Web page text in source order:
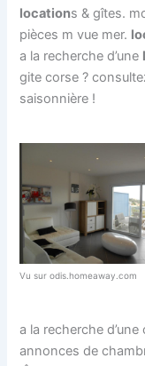
locations & gîtes.
pièces m vue mer.
a la recherche d’une
gite corse ?
saisonnière !
Vu sur odis.homeaway.com
a la recherche
annonces de